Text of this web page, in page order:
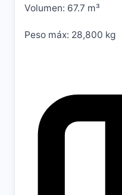
Volumen: 67.7 m³
Peso máx: 28,800 kg